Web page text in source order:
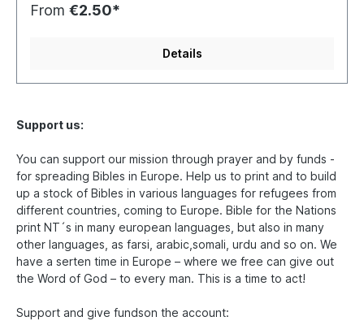
er lehrte (Gleichnisse), sein Tod und seine
wie man Jesus in sein Herz aufnehmen kann. Die
Geschichten sind in farbenfrohen Comiczeichnungen
Jahren. Auch für Teenager oder Erwachsene, die
Schwierigkeiten mit dem Lesen haben, ist das Buch
Behinderung ist es ein hervorragendes Hilfsmittel, das
Evangelium von Jesus zu erzählen.
From €2.50*
Details
Support us:
You can support our mission through prayer and by funds -
for spreading Bibles in Europe. Help us to print and to build
up a stock of Bibles in various languages for refugees from
different countries, coming to Europe. Bible for the Nations
print NT´s in many european languages, but also in many
other languages, as farsi, arabic,somali, urdu and so on. We
have a serten time in Europe – where we free can give out
the Word of God – to every man. This is a time to act!
Support and give fundson the account: